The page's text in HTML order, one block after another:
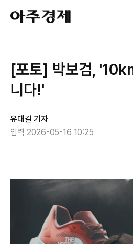
아
주
경
[포토] 박보검,
니다!'
유대길 기자
입력 2026-05-16 10:25